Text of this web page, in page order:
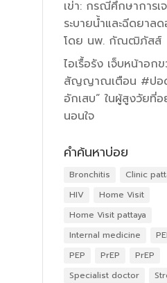
เข่า: กรณีศึกษาการเจ
ระบายน้ำและฉีดยาล
โดย นพ. กัณฒิภัสส์
ไอเรื้อรัง เจ็บหน้าอกข
สัญญาณเตือน #ปอ
อักเสบ” ในผู้สูงวัยที่
นอนใจ
คำค้นหาบ่อย
Bronchitis
Clinic
HIV
Home Visit
Home Visit pattaya
Internal medicine
PEP
PrEP
PrEP
Specialist doctor